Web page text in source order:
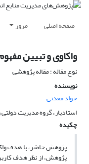
صفحه اصلی مرور
واکاوی و تبیین
نوع مقاله : مقاله پژوهشی
نویسنده
جواد معدنی
استادیار، گروه مدیریت
چکیده
پژوهش حاضر، با هدف
پژوهش، از نظر هدف